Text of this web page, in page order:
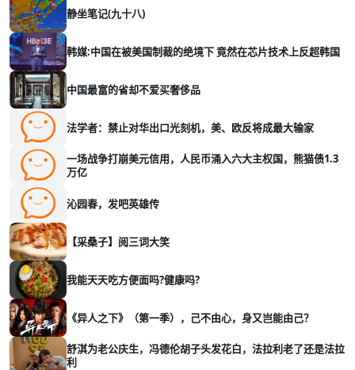
静坐笔记(九十八)
韩媒:中国在被美国制裁的绝境下 竟然在芯片技术上反超韩国
中国最富的省却不爱买奢侈品
法学者：禁止对华出口光刻机，美、欧反将成最大输家
一场战争打崩美元信用，人民币涌入六大主权国，熊猫债1.3
万亿
沁园春，发吧英雄传
【采桑子】阅三词大笑
我能天天吃方便面吗?健康吗?
《异人之下》（第一季），己不由心，身又岂能由己？
舒淇为老公庆生，冯德伦胡子头发花白，法拉利老了还是法拉
利